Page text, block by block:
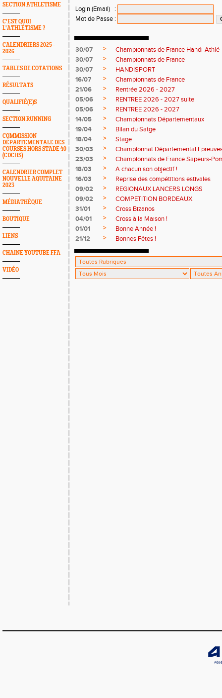
SECTION ATHLETISME
C'EST QUOI
L'ATHLÉTISME ?
CALENDRIERS 2025 -
2026
TABLES DE COTATIONS
RÉSULTATS
QUALIFIÉ(E)S
SECTION RUNNING
COMMISSION
DÉPARTEMENTALE DES
COURSES HORS STADE 40
(CDCHS)
CALENDRIER COMPLET
NOUVELLE AQUITAINE
2023
MÉDIATHÈQUE
BOUTIQUE
LIENS
CHAINE YOUTUBE FFA
VIDÉO
Login (Email)
:
Mot de Passe :
30/07 >
Championnats de France Handi-Athlé
30/07
>
Championnats de France
30/07
>
HANDISPORT
16/07
>
Championnats de France
21/06
>
Rentrée 2026 - 2027
05/06
>
RENTREE 2026 - 2027 suite
05/06
>
RENTREE 2026 - 2027
14/05
>
Championnats Départementaux
19/04
>
Bilan du Satge
18/04
>
Stage
30/03
>
Championnat Départemental
23/03
>
Championnats de France Sapeurs-
18/03
>
A chacun son objectif !
16/03
>
Reprise des compétitions estivales
09/02
>
REGIONAUX LANCERS LONGS
09/02
>
COMPETITION BORDEAUX
31/01
>
Cross Bizanos
04/01
>
Cross à la Maison !
01/01
>
Bonne Année !
21/12
> Bonnes Fêtes !